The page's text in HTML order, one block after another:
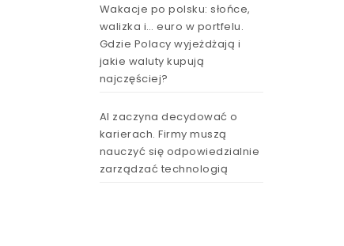
Wakacje po polsku: słońce,
walizka i… euro w portfelu.
Gdzie Polacy wyjeżdżają i
jakie waluty kupują
najczęściej?
AI zaczyna decydować o
karierach. Firmy muszą
nauczyć się odpowiedzialnie
zarządzać technologią